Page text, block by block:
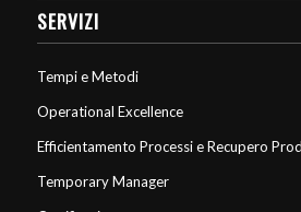
SERVIZI
Tempi e Metodi
Operational Excellence
Efficientamento Processi e Recupero
Temporary Manager